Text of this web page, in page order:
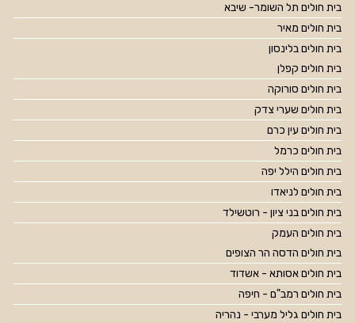
בית חולים תל השומר- שיבא
בית חולים מאיר
בית חולים בלינסון
בית חולים קפלן
בית חולים סורוקה
בית חולים שערי צדק
בית חולים עין כרם
בית חולים כרמל
בית חולים הילל יפה
בית חולים לניאדו
בית חולים בני ציון - רוטשילד
בית חולים העמק
בית חולים הדסה הר הצופים
בית חולים אסותא - אשדוד
בית חולים רמב"ם - חיפה
בית חולים גליל מערבי - נהריה